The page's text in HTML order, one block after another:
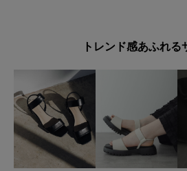
トレンド感あふれる